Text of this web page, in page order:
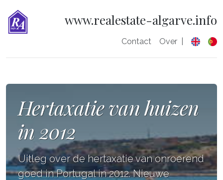
www.realestate-algarve.info
Contact Over
Hertaxatie van huizen
in 2012
Uitleg over de hertaxatie van onroerend
goed in Portugal in 2012. Nieuwe